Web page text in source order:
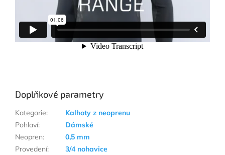
Doplňkové parametry
Kategorie:
Kalhoty z neoprenu
Pohlaví:
Dámské
Neopren:
0,5 mm
Provedení:
3/4 nohavice